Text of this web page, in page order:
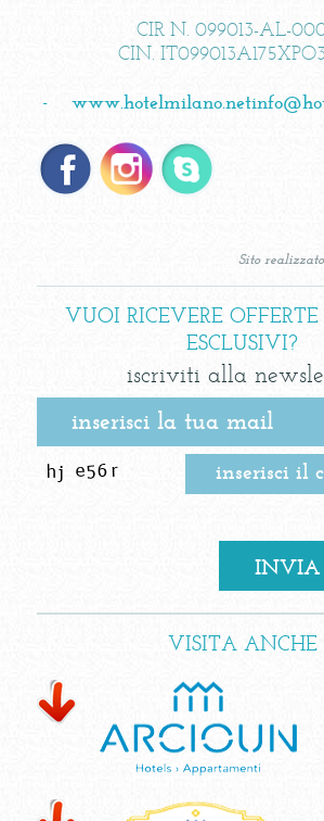
CIR N. 099013-AL-
CIN.
www.hotelmilano.net
-
Sito
VUOI RICEVERE
ESCLUSIVI?
iscriviti alla
VISITA ANCHE